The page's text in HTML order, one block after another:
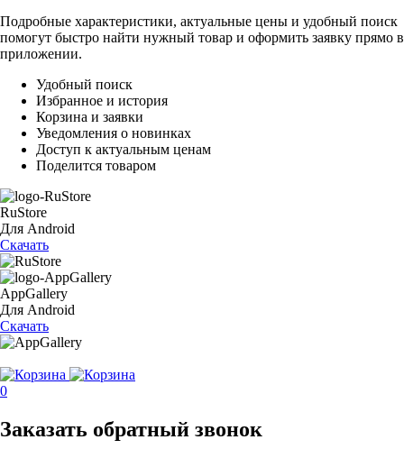
Подробные характеристики, актуальные цены и удобный поиск
помогут быстро найти нужный товар и оформить заявку прямо в
приложении.
Удобный поиск
Избранное и история
Корзина и заявки
Уведомления о новинках
Доступ к актуальным ценам
Поделится товаром
RuStore
Для Android
Скачать
AppGallery
Для Android
Скачать
0
Заказать обратный звонок